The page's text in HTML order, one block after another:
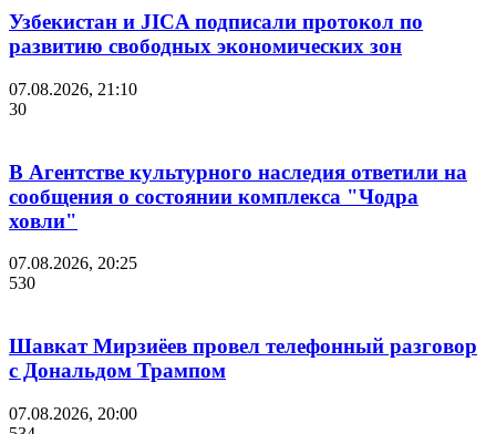
Узбекистан и JICA подписали протокол по
развитию свободных экономических зон
07.08.2026, 21:10
30
В Агентстве культурного наследия ответили на
сообщения о состоянии комплекса "Чодра
ховли"
07.08.2026, 20:25
530
Шавкат Мирзиёев провел телефонный разговор
с Дональдом Трампом
07.08.2026, 20:00